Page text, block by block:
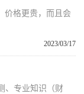
价格更贵，而且会
2023/03/17
、专业知识（财